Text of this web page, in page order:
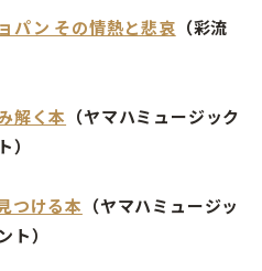
パン その情熱と悲哀 （彩流
解く本 （ヤマハミュージック
つける本 （ヤマハミュージッ
ト）